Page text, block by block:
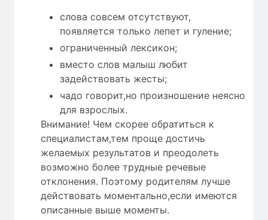
слова совсем отсутствуют,
появляется только лепет и гуление;
ограниченный лексикон;
вместо слов малыш любит
задействовать жесты;
чадо говорит,но произношение неясно
для взрослых.
Внимание! Чем скорее обратиться к
специалистам,тем проще достичь
желаемых результатов и преодолеть
возможно более трудные речевые
отклонения. Поэтому родителям лучше
действовать моментально,если имеются
описанные выше моменты.